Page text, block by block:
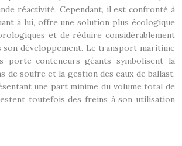
réactivité. Cependant, il est confronté à
à lui, offre une solution plus écologique
et de réduire considérablement
développement. Le transport maritime
porte-conteneurs géants symbolisent la
de soufre et la gestion des eaux de ballast.
une part minime du volume total de
toutefois des freins à son utilisation